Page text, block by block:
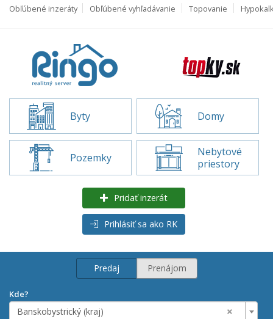
Obľúbené inzeráty Obľúbené vyhľadávanie Topovanie
Byty Domy
Pozemky
Nebytové
priestory
Pridať inzerát
Prihlásiť sa ako RK
Predaj Prenájom
Kde?
×
Banskobystrický (kraj)